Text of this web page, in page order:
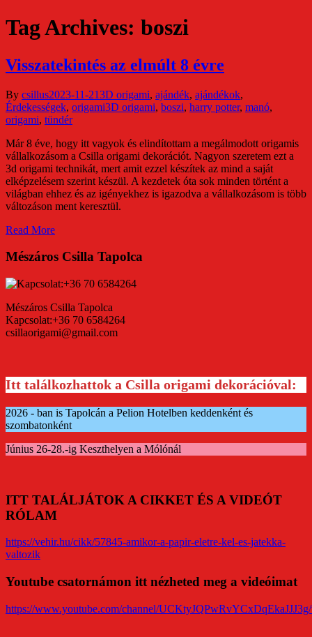
Tag Archives: boszi
Visszatekintés az elmúlt 8 évre
By csillus2023-11-213D origami, ajándék, ajándékok,
Érdekességek, origami3D origami, boszi, harry potter, manó,
origami, tündér
Már 8 éve, hogy itt vagyok és elindítottam a megálmodott origamis
vállalkozásom a Csilla origami dekorációt. Nagyon szeretem ezt a
3d origami technikát, mert amit ezzel készítek az mind a saját
elképzelésem szerint készül. A kezdetek óta sok minden történt a
világban ehhez és az igényekhez is igazodva a vállalkozásom is több
változáson ment keresztül.
Read More
Mészáros Csilla Tapolca
Mészáros Csilla Tapolca
Kapcsolat:+36 70 6584264
csillaorigami@gmail.com
Itt találkozhattok a Csilla origami dekorációval:
2026 - ban is Tapolcán a Pelion Hotelben keddenként és
szombatonként
Június 26-28.-ig Keszthelyen a Mólónál
ITT TALÁLJÁTOK A CIKKET ÉS A VIDEÓT
RÓLAM
https://vehir.hu/cikk/57845-amikor-a-papir-eletre-kel-es-jatekka-
valtozik
Youtube csatornámon itt nézheted meg a videóimat
https://www.youtube.com/channel/